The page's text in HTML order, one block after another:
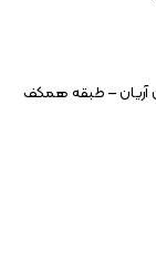
آریان – طبقه همکف